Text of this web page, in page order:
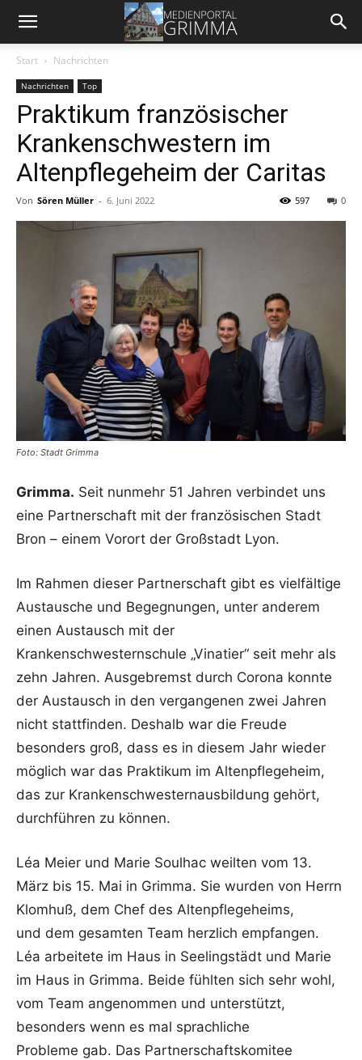
Start Nachrichten
Nachrichten Top
Praktikum französischer
Krankenschwestern im
Altenpflegeheim der Caritas
Von Sören Müller - 6. Juni 2022 0
597
Foto: Stadt Grimma
Grimma. Seit nunmehr 51 Jahren verbindet uns
eine Partnerschaft mit der französischen Stadt
Bron – einem Vorort der Großstadt Lyon.
Im Rahmen dieser Partnerschaft gibt es vielfältige
Austausche und Begegnungen, unter anderem
einen Austausch mit der
Krankenschwesternschule „Vinatier“ seit mehr als
zehn Jahren. Ausgebremst durch Corona konnte
der Austausch in den vergangenen zwei Jahren
nicht stattfinden. Deshalb war die Freude
besonders groß, dass es in diesem Jahr wieder
möglich war das Praktikum im Altenpflegeheim,
das zur Krankenschwesternausbildung gehört,
durchführen zu können.
Léa Meier und Marie Soulhac weilten vom 13.
März bis 15. Mai in Grimma. Sie wurden von Herrn
Klomhuß, dem Chef des Altenpflegeheims,
und dem gesamten Team herzlich empfangen.
Léa arbeitete im Haus in Seelingstädt und Marie
im Haus in Grimma. Beide fühlten sich sehr wohl,
vom Team angenommen und unterstützt,
besonders wenn es mal sprachliche
Probleme gab. Das Partnerschaftskomitee